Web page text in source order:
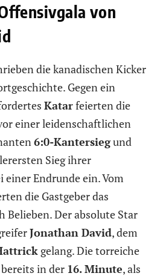
von
die kanadischen Kicker
Gegen ein
Katarfeierten die
einer leidenschaftlichen
6:0-Kantersiegund
Sieg ihrer
einer Endrunde ein. Vom
die Gastgeber das
Belieben. Der absolute Star
Jonathan David, dem
gelang. Die torreiche
in der 16. Minute, als